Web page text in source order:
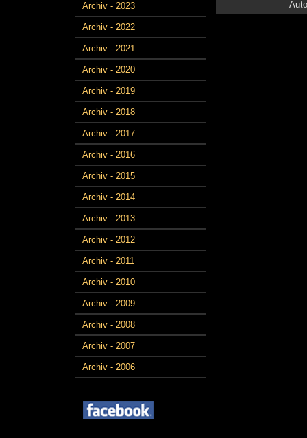
Archiv - 2023
Archiv - 2022
Archiv - 2021
Archiv - 2020
Archiv - 2019
Archiv - 2018
Archiv - 2017
Archiv - 2016
Archiv - 2015
Archiv - 2014
Archiv - 2013
Archiv - 2012
Archiv - 2011
Archiv - 2010
Archiv - 2009
Archiv - 2008
Archiv - 2007
Archiv - 2006